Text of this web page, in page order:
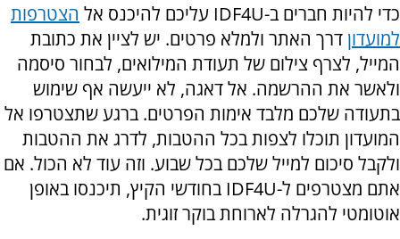
כדי להיות חברים ב-IDF4U עליכם להיכנס אל הצטרפות
למועדון דרך האתר ולמלא פרטים. יש לציין את כתובת
המייל, לצרף צילום של תעודת המילואים, לבחור סיסמה
ולאשר את ההרשמה. אל דאגה, לא ייעשה אף שימוש
בתעודה שלכם מלבד אימות הפרטים. ברגע שתצטרפו אל
המועדון תוכלו לצפות בכל ההטבות, לדרג את ההטבות
ולקבל סיכום למייל שלכם בכל שבוע. וזה עוד לא הכול. אם
אתם מצטרפים ל-IDF4U בחודשי הקיץ, תיכנסו באופן
אוטומטי להגרלה לארוחת בוקר זוגית.